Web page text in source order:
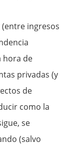
ingresos
hora de
privadas (y
de
como la
se
(salvo